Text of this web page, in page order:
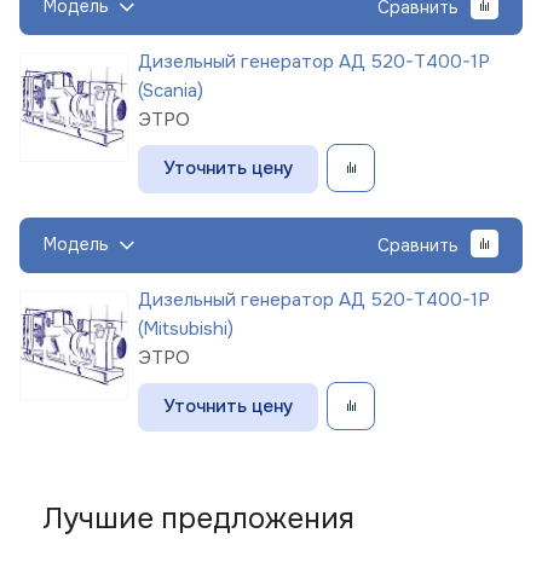
Модель Сравнить
Дизельный генератор АД 520-Т400-1Р
(Scania)
ЭТРО
Уточнить цену
Модель Сравнить
Дизельный генератор АД 520-Т400-1Р
(Mitsubishi)
ЭТРО
Уточнить цену
Лучшие предложения